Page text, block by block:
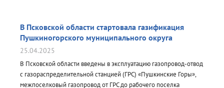
В Псковской области стартовала газификация
Пушкиногорского муниципального округа
25.04.2025
В Псковской области введены в эксплуатацию газопровод-отвод
с газораспределительной станцией (ГРС) «Пушкинские Горы»,
межпоселковый газопровод от ГРС до рабочего поселка